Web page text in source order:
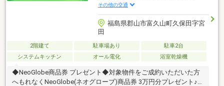
その他の交通
福島県郡山市富久山町久保田字宮
田
2階建て 駐車場あり
駐車2台
システムキッチン
オール電化 浴室乾燥機
◆NeoGlobe商品券 プレゼント◆対象物件をご成約いただいた方
へもれなくNeoGlobe(ネオグローブ)商品券 3万円分プレゼント♪お